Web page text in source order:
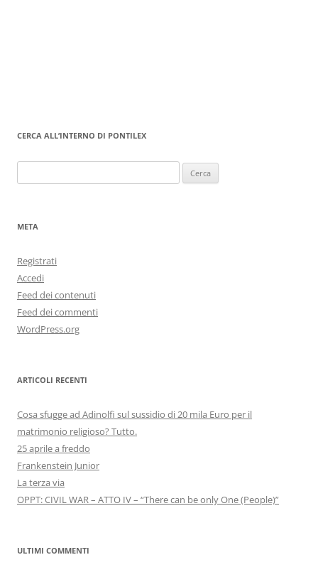
CERCA ALL’INTERNO DI PONTILEX
per:
META
Registrati
Accedi
Feed dei contenuti
Feed dei commenti
WordPress.org
ARTICOLI RECENTI
Cosa sfugge ad Adinolfi sul sussidio di 20 mila Euro per il
matrimonio religioso? Tutto.
25 aprile a freddo
Frankenstein Junior
La terza via
OPPT: CIVIL WAR – ATTO IV – “There can be only One (People)”
ULTIMI COMMENTI